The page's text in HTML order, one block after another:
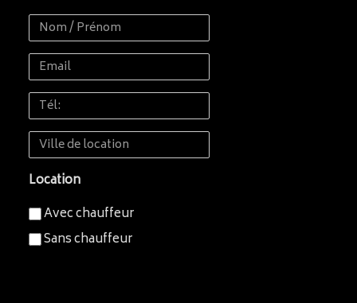
Nom
/
Prénom
Email
Tél:
Ville
de
location
Location
Avec chauffeur
Sans chauffeur